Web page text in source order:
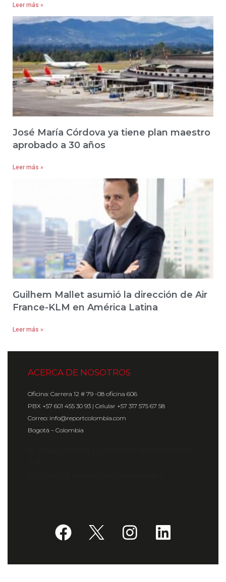
Leer más »
José María Córdova ya tiene plan maestro
aprobado a 30 años
Leer más »
Guilhem Mallet asumió la dirección de Air
France-KLM en América Latina
Leer más »
ACERCA DE NOSOTROS
Oficina: Carrera 12 # 79 -08 oficina 606
PBX +57 601 455 30 93 | Celular +57 317 575 67 58
Correo: info@reportcolombia.com
Bogotá – Colombia